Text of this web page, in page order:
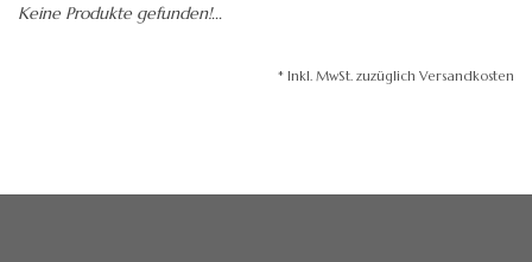
Keine Produkte gefunden!...
* Inkl. MwSt. zuzüglich Versandkosten